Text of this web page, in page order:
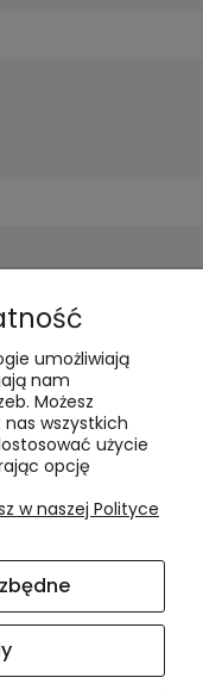
umożliwiają
nam
Możesz
wszystkich
użycie
opcję
w naszej Polityce